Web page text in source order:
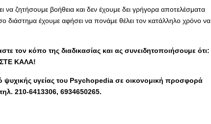
ζητήσουμε βοήθεια και δεν έχουμε δει γρήγορα αποτελέσματα
διάστημα έχουμε αφήσει να πονάμε θέλει τον κατάλληλο χρόνο να
τον κόπο της διαδικασίας και ας συνειδητοποιήσουμε ότι:
ΚΑΛΑ!
ψυχικής υγείας του Psychopedia σε οικονομική προσφορά
210-6413306, 6934650265.